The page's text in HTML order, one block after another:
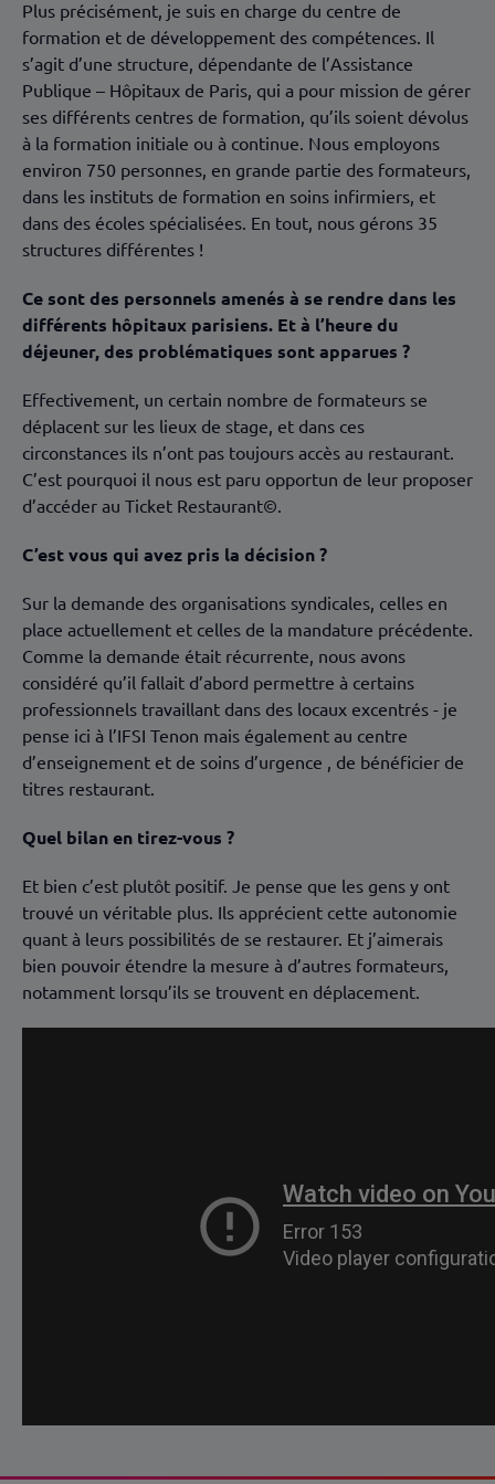
Plus précisément, je suis en charge du centre de
formation et de développement des compétences. Il
s’agit d’une structure, dépendante de l’Assistance
Publique – Hôpitaux de Paris, qui a pour mission de gérer
ses différents centres de formation, qu’ils soient dévolus
à la formation initiale ou à continue. Nous employons
environ 750 personnes, en grande partie des formateurs,
dans les instituts de formation en soins infirmiers, et
dans des écoles spécialisées. En tout, nous gérons 35
structures différentes !
Ce sont des personnels amenés à se rendre dans les
différents hôpitaux parisiens. Et à l’heure du
déjeuner, des problématiques sont apparues ?
Effectivement, un certain nombre de formateurs se
déplacent sur les lieux de stage, et dans ces
circonstances ils n’ont pas toujours accès au restaurant.
C’est pourquoi il nous est paru opportun de leur proposer
d’accéder au Ticket Restaurant©.
C’est vous qui avez pris la décision ?
Sur la demande des organisations syndicales, celles en
place actuellement et celles de la mandature précédente.
Comme la demande était récurrente, nous avons
considéré qu’il fallait d’abord permettre à certains
professionnels travaillant dans des locaux excentrés - je
pense ici à l’IFSI Tenon mais également au centre
d’enseignement et de soins d’urgence , de bénéficier de
titres restaurant.
Quel bilan en tirez-vous ?
Et bien c’est plutôt positif. Je pense que les gens y ont
trouvé un véritable plus. Ils apprécient cette autonomie
quant à leurs possibilités de se restaurer. Et j’aimerais
bien pouvoir étendre la mesure à d’autres formateurs,
notamment lorsqu’ils se trouvent en déplacement.